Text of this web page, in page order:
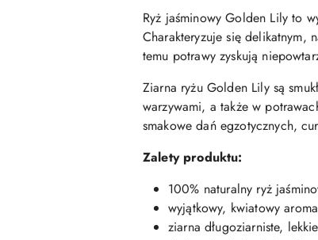
Ryż jaśminowy Golden Lily to
Charakteryzuje się delikatnym,
temu potrawy zyskują
Ziarna ryżu Golden Lily są
warzywami, a także w
smakowe dań egzotycznych,
Zalety produktu:
100% naturalny ryż
wyjątkowy, kwiatowy
ziarna długoziarniste,